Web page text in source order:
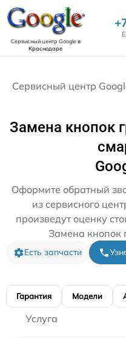
Сервисный центр Googleв
Краснодаре
Сервисный центр
Замена кнопок
Оформите обратный
из сервисного
произведут оценку
Замена кнопок
Есть запчасти
Гарантия Модели
Услуга